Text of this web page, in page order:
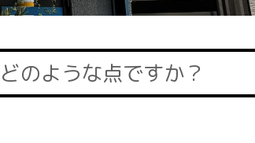
のような点ですか？